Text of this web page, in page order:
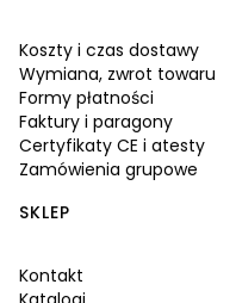
Koszty i czas dostawy
Wymiana, zwrot towaru
Formy płatności
Faktury i paragony
Certyfikaty CE i atesty
Zamówienia grupowe
SKLEP
Kontakt